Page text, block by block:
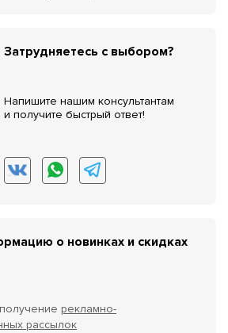
Затрудняетесь с выбором?
Напишите нашим консультантам
и получите быстрый ответ!
о новинках и скидках
рекламно-
рассылок